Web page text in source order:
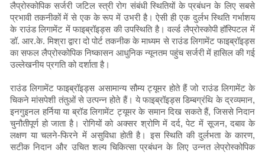
लैप्रोस्कोपिक सर्जरी जटिल स्त्री रोग संबंधी स्थितियों के प्रबंधन के लिए सबसे
प्रभावी तकनीकों में से एक के रूप में उभरी है। ऐसी ही एक दुर्लभ स्थिति गर्भाशय
के राउंड लिगामेंट में फाइब्रॉइड्स की उपस्थिति है। वर्ल्ड लैप्रोस्कोपी हॉस्पिटल में
डॉ. आर.के. मिश्रा द्वारा दो पोर्ट तकनीक के माध्यम से राउंड लिगामेंट फाइब्रॉइड्स
का सफल लैप्रोस्कोपिक निष्कासन आधुनिक न्यूनतम पहुंच सर्जरी में हासिल की गई
उल्लेखनीय प्रगति को दर्शाता है।
राउंड लिगामेंट फाइब्रॉइड्स असामान्य सौम्य ट्यूमर होते हैं जो राउंड लिगामेंट के
चिकने मांसपेशी तंतुओं से उत्पन्न होते हैं। ये फाइब्रॉइड्स डिम्बग्रंथि के द्रव्यमान,
इनगुइनल हर्निया या ब्रॉड लिगामेंट ट्यूमर के समान दिख सकते हैं, जिससे निदान
चुनौतीपूर्ण हो जाता है। रोगियों को अक्सर श्रोणि में दर्द, पेट में सूजन, दबाव के
लक्षण या चलने-फिरने में असुविधा होती है। इस स्थिति की दुर्लभता के कारण,
सटीक निदान और उचित शल्य चिकित्सा प्रबंधन के लिए उन्नत लेप्रोस्कोपिक